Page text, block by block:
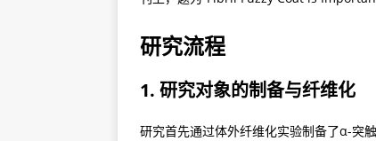
研究流程
1. 研究对象的制备与纤维化
研究首先通过体外纤维化实验制备了α-突